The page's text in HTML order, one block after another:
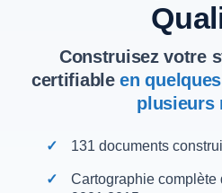
Construisez votre
certifiableen
plusieurs
131 documents
Cartographie complète